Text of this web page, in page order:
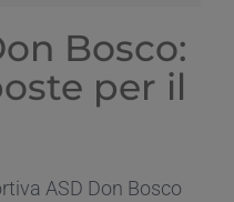
Bosco:
per il
ASD Don Bosco